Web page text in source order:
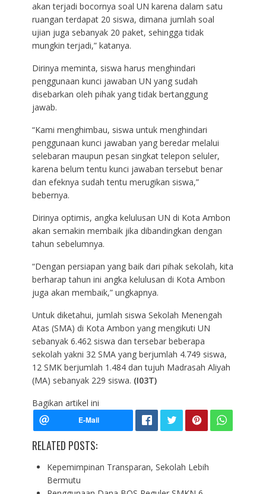
akan terjadi bocornya soal UN karena dalam satu
ruangan terdapat 20 siswa, dimana jumlah soal
ujian juga sebanyak 20 paket, sehingga tidak
mungkin terjadi,” katanya.
Dirinya meminta, siswa harus menghindari
penggunaan kunci jawaban UN yang sudah
disebarkan oleh pihak yang tidak bertanggung
jawab.
“Kami menghimbau, siswa untuk menghindari
penggunaan kunci jawaban yang beredar melalui
selebaran maupun pesan singkat telepon seluler,
karena belum tentu kunci jawaban tersebut benar
dan efeknya sudah tentu merugikan siswa,”
bebernya.
Dirinya optimis, angka kelulusan UN di Kota Ambon
akan semakin membaik jika dibandingkan dengan
tahun sebelumnya.
“Dengan persiapan yang baik dari pihak sekolah, kita
berharap tahun ini angka kelulusan di Kota Ambon
juga akan membaik,” ungkapnya.
Untuk diketahui, jumlah siswa Sekolah Menengah
Atas (SMA) di Kota Ambon yang mengikuti UN
sebanyak 6.462 siswa dan tersebar beberapa
sekolah yakni 32 SMA yang berjumlah 4.749 siswa,
12 SMK berjumlah 1.484 dan tujuh Madrasah Aliyah
(MA) sebanyak 229 siswa. (I03T)
Bagikan artikel ini
RELATED POSTS:
Kepemimpinan Transparan, Sekolah Lebih
Bermutu